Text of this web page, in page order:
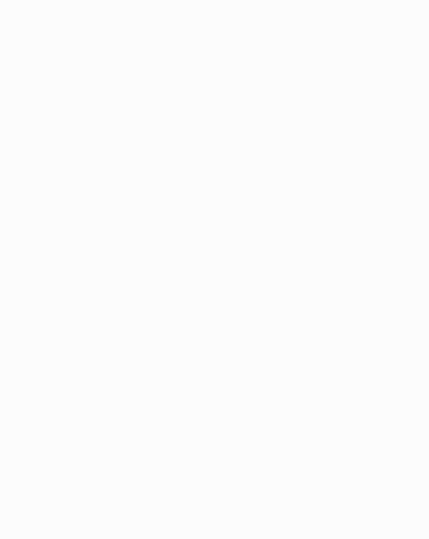
пиротехника воситалари
15) олиб қўйилди / / Фарғона
buyumlarining-noqonuniy-
учун сертификат
юқори савияда бўлиб ўтди. //
жараёнлари давом этмоқда / /
йўналишида белгилаб берган
иштирокидаги Конференция
қилувчи органлар
қўмита раиси ва Миллий гвардия
ўқувчилари билан “Дронлардан
Тошкент минтақавий ўқув
илмий-амалий семинари
таъминланад / /